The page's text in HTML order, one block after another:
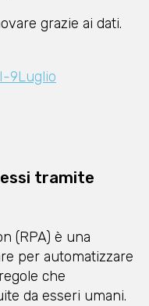
grazie ai dati.
9Luglio
tramite
(RPA) è una
per automatizzare
che
da esseri umani.